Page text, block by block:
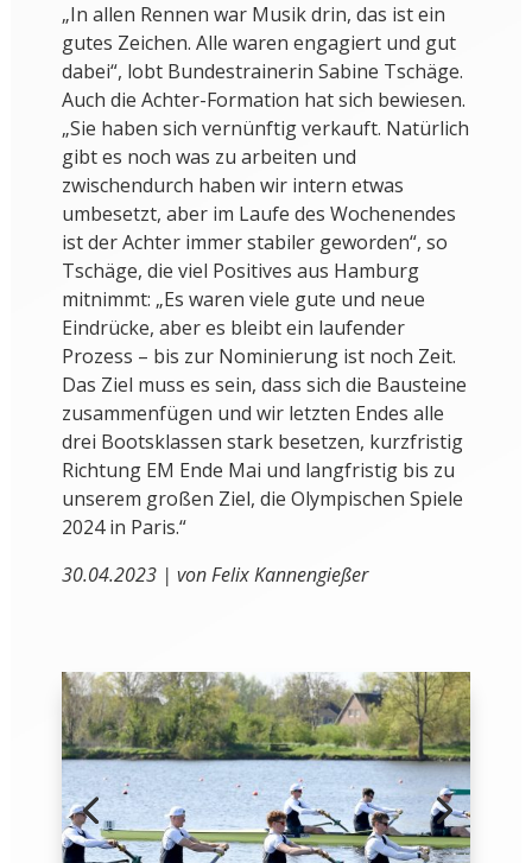
„In allen Rennen war Musik drin, das ist ein
gutes Zeichen. Alle waren engagiert und gut
dabei“, lobt Bundestrainerin Sabine Tschäge.
Auch die Achter-Formation hat sich bewiesen.
„Sie haben sich vernünftig verkauft. Natürlich
gibt es noch was zu arbeiten und
zwischendurch haben wir intern etwas
umbesetzt, aber im Laufe des Wochenendes
ist der Achter immer stabiler geworden“, so
Tschäge, die viel Positives aus Hamburg
mitnimmt: „Es waren viele gute und neue
Eindrücke, aber es bleibt ein laufender
Prozess – bis zur Nominierung ist noch Zeit.
Das Ziel muss es sein, dass sich die Bausteine
zusammenfügen und wir letzten Endes alle
drei Bootsklassen stark besetzen, kurzfristig
Richtung EM Ende Mai und langfristig bis zu
unserem großen Ziel, die Olympischen Spiele
2024 in Paris.“
30.04.2023 | von Felix Kannengießer